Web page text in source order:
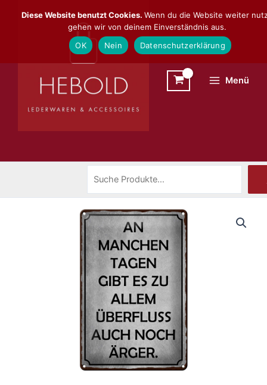
Inhalt
Menü
Diese Website benutzt Cookies. Wenn du die Website weiter
gehen wir von deinem Einverständnis aus.
OK
Nein Datenschutzerklärung